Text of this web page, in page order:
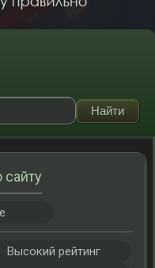
сайту
Высокий рейтинг